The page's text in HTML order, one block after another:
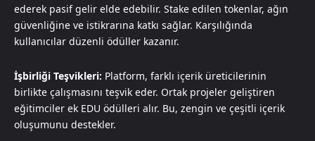
ederek pasif gelir elde edebilir. Stake edilen tokenlar, ağın
güvenliğine ve istikrarına katkı sağlar. Karşılığında
kullanıcılar düzenli ödüller kazanır.
İşbirliği Teşvikleri: Platform, farklı içerik üreticilerinin
birlikte çalışmasını teşvik eder. Ortak projeler geliştiren
eğitimciler ek EDU ödülleri alır. Bu, zengin ve çeşitli içerik
oluşumunu destekler.